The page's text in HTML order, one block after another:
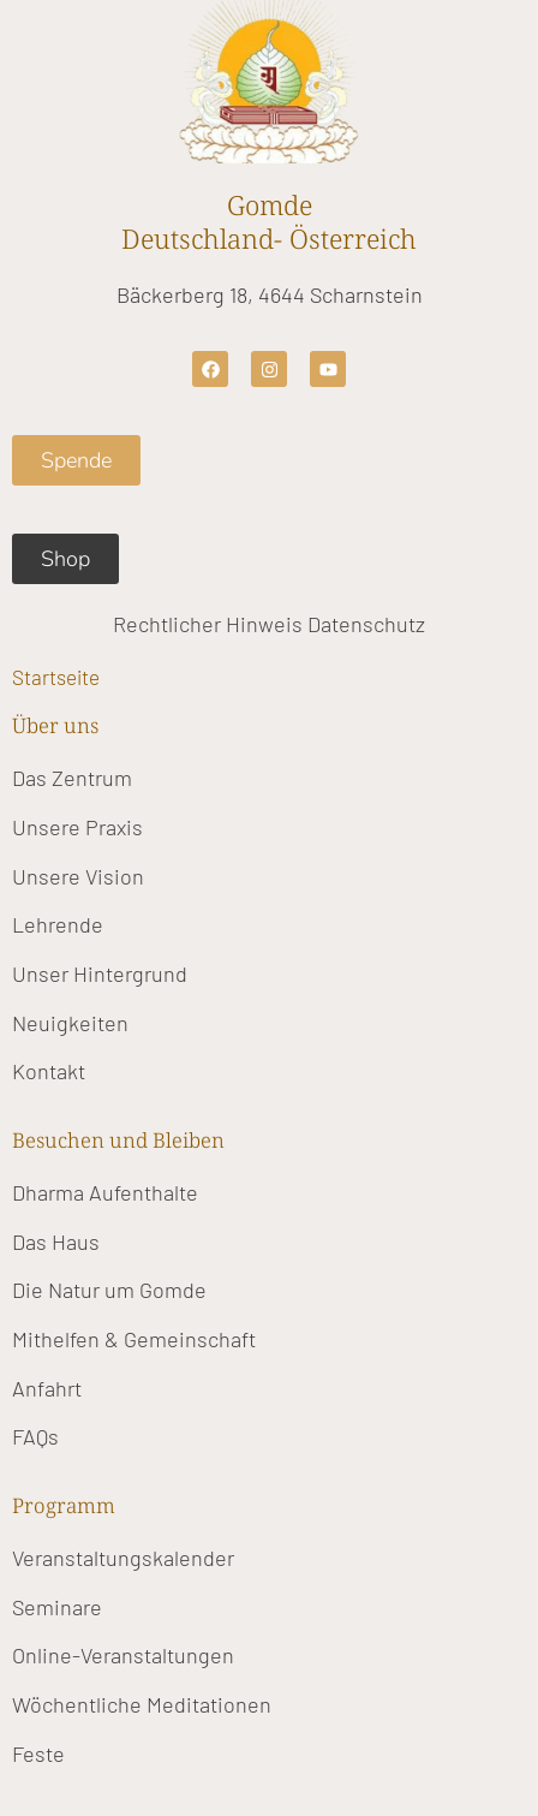
Gomde
Deutschland- Österreich
Bäckerberg 18, 4644 Scharnstein
F
a
c
I
n
s
Y
o
u
Spende
Shop
Rechtlicher Hinweis Datenschutz
Startseite
Über uns
Das Zentrum
Unsere Praxis
Unsere Vision
Lehrende
Unser Hintergrund
Neuigkeiten
Kontakt
Besuchen und Bleiben
Dharma Aufenthalte
Das Haus
Die Natur um Gomde
Mithelfen & Gemeinschaft
Anfahrt
FAQs
Programm
Veranstaltungskalender
Seminare
Online-Veranstaltungen
Wöchentliche Meditationen
Feste